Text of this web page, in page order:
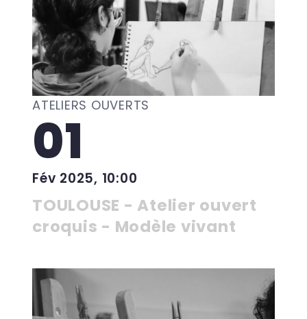
ATELIERS OUVERTS
01
Fév 2025, 10:00
TOULOUSE - Atelier ouvert
croquis - Modèle vivant